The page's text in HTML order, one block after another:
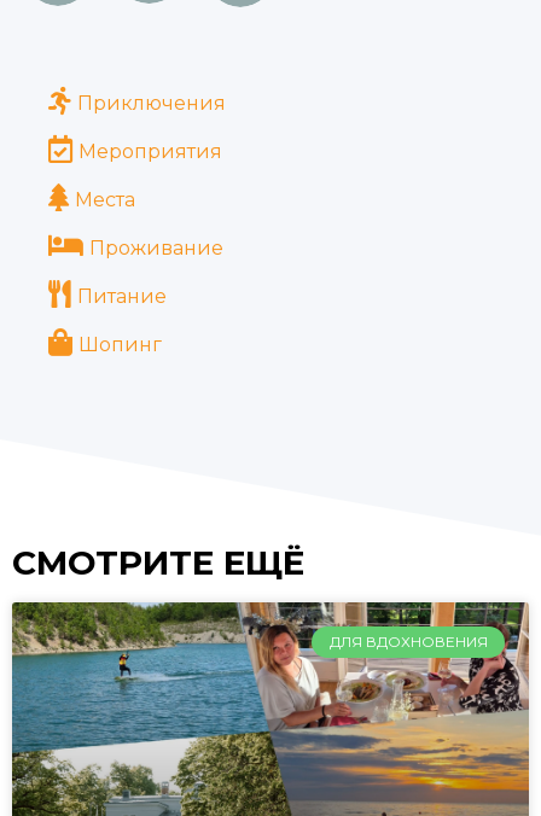
Приключения
Мероприятия
Места
Проживание
Питание
Шопинг
СМОТРИТЕ ЕЩЁ
ДЛЯ ВДОХНОВЕНИЯ